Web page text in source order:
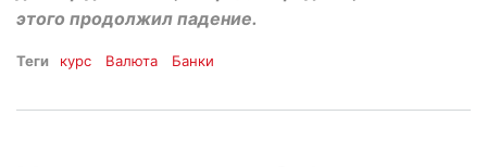
этого продолжил падение.
Теги курс Валюта Банки